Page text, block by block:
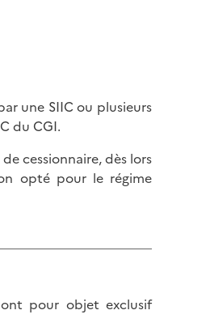
une SIIC ou plusieurs
du CGI.
cessionnaire, dès lors
opté pour le régime
pour objet exclusif